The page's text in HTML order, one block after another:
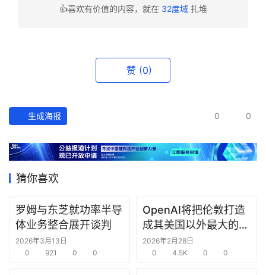
条
深
产
经
据
研
👍喜欢有价值的内容，就在 32度域扎堆
赞 (0)
生成海报 0 0
猜你喜欢
罗姆与东芝就功率半导
体业务整合展开谈判
2026年3月13日
0
921 0 0
OpenAI将把伦敦打造
成其美国以外最大的研
究中心
2026年2月28日
0
4.5K 0 0